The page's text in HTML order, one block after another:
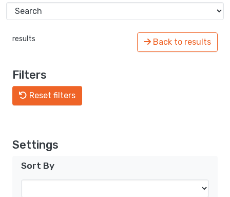
results Back to results
Filters
Reset filters
Settings
Sort By